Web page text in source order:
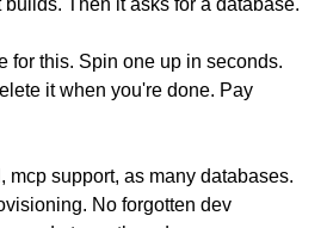
for this. Spin one up in seconds.
it when you're done. Pay
mcp support, as many databases.
No forgotten dev